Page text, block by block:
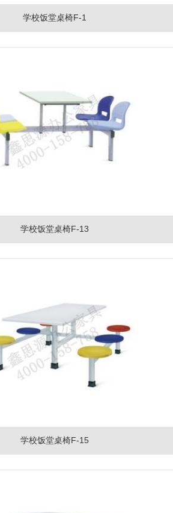
学校饭堂桌椅F-1
学校饭堂桌椅F-13
学校饭堂桌椅F-15